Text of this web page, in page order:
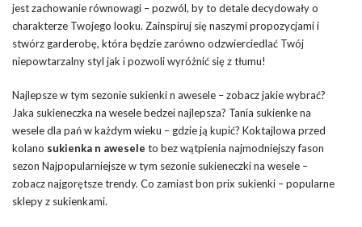
jest zachowanie równowagi – pozwól, by to detale decydowały o
charakterze Twojego looku. Zainspiruj się naszymi propozycjami i
stwórz garderobę, która będzie zarówno odzwierciedlać Twój
niepowtarzalny styl jak i pozwoli wyróżnić się z tłumu!
Najlepsze w tym sezonie sukienki n awesele – zobacz jakie wybrać?
Jaka sukieneczka na wesele bedzei najlepsza? Tania sukienke na
wesele dla pań w każdym wieku – gdzie ją kupić? Koktajlowa przed
kolano sukienka n awesele to bez wątpienia najmodniejszy fason
sezon Najpopularniejsze w tym sezonie sukieneczki na wesele –
zobacz najgorętsze trendy. Co zamiast bon prix sukienki – popularne
sklepy z sukienkami.